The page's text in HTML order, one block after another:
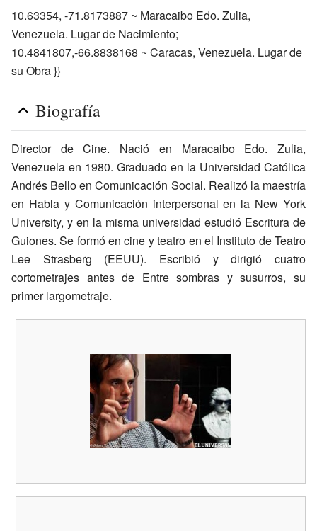
10.63354, -71.8173887 ~ Maracaibo Edo. Zulia,
Venezuela. Lugar de Nacimiento;
10.4841807,-66.8838168 ~ Caracas, Venezuela. Lugar de
su Obra }}
Biografía
Director de Cine. Nació en Maracaibo Edo. Zulia,
Venezuela en 1980. Graduado en la Universidad Católica
Andrés Bello en Comunicación Social. Realizó la maestría
en Habla y Comunicación interpersonal en la New York
University, y en la misma universidad estudió Escritura de
Guiones. Se formó en cine y teatro en el Instituto de Teatro
Lee Strasberg (EEUU). Escribió y dirigió cuatro
cortometrajes antes de Entre sombras y susurros, su
primer largometraje.